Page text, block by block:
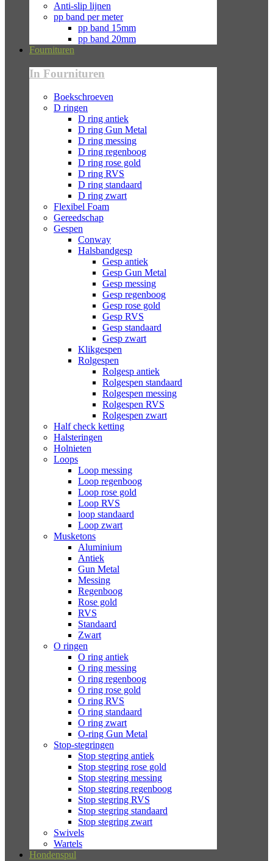
Anti-slip lijnen
pp band per meter
pp band 15mm
pp band 20mm
Fournituren
In Fournituren
Boekschroeven
D ringen
D ring antiek
D ring Gun Metal
D ring messing
D ring regenboog
D ring rose gold
D ring RVS
D ring standaard
D ring zwart
Flexibel Foam
Gereedschap
Gespen
Conway
Halsbandgesp
Gesp antiek
Gesp Gun Metal
Gesp messing
Gesp regenboog
Gesp rose gold
Gesp RVS
Gesp standaard
Gesp zwart
Klikgespen
Rolgespen
Rolgesp antiek
Rolgespen standaard
Rolgespen messing
Rolgespen RVS
Rolgespen zwart
Half check ketting
Halsteringen
Holnieten
Loops
Loop messing
Loop regenboog
Loop rose gold
Loop RVS
loop standaard
Loop zwart
Musketons
Aluminium
Antiek
Gun Metal
Messing
Regenboog
Rose gold
RVS
Standaard
Zwart
O ringen
O ring antiek
O ring messing
O ring regenboog
O ring rose gold
O ring RVS
O ring standaard
O ring zwart
O-ring Gun Metal
Stop-stegringen
Stop stegring antiek
Stop stegring rose gold
Stop stegring messing
Stop stegring regenboog
Stop stegring RVS
Stop stegring standaard
Stop stegring zwart
Swivels
Wartels
Hondenspul